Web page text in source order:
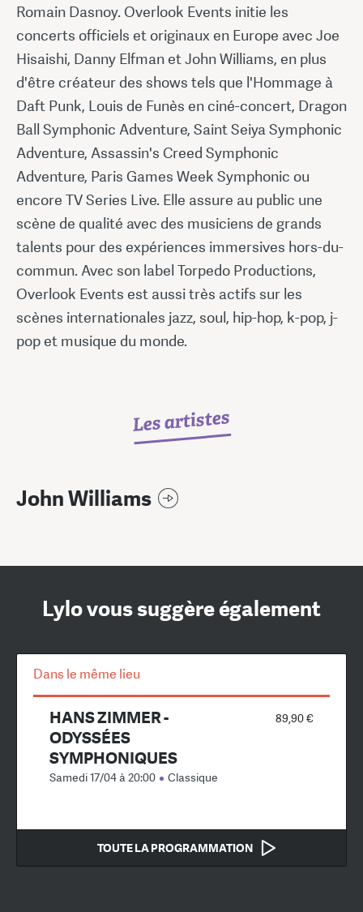
Romain Dasnoy. Overlook Events initie les
concerts officiels et originaux en Europe avec Joe
Hisaishi, Danny Elfman et John Williams, en plus
d'être créateur des shows tels que l'Hommage à
Daft Punk, Louis de Funès en ciné-concert, Dragon
Ball Symphonic Adventure, Saint Seiya Symphonic
Adventure, Assassin's Creed Symphonic
Adventure, Paris Games Week Symphonic ou
encore TV Series Live. Elle assure au public une
scène de qualité avec des musiciens de grands
talents pour des expériences immersives hors-du-
commun. Avec son label Torpedo Productions,
Overlook Events est aussi très actifs sur les
scènes internationales jazz, soul, hip-hop, k-pop, j-
pop et musique du monde.
Les artistes
John Williams
Lylo vous suggère également
Dans le même lieu
89,90 €
HANS ZIMMER -
ODYSSÉES
SYMPHONIQUES
Samedi 17/04 à 20:00 Classique
TOUTE LA PROGRAMMATION